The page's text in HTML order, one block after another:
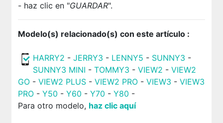
- haz clic en "GUARDAR".
Modelo(s) relacionado(s) con este artículo :
HARRY2 - JERRY3 - LENNY5 - SUNNY3 -
SUNNY3 MINI - TOMMY3 - VIEW2 - VIEW2
GO- VIEW2 PLUS- VIEW2 PRO- VIEW3 - VIEW3
PRO- Y50 - Y60 - Y70 - Y80 -
Para otro modelo, haz clic aquí